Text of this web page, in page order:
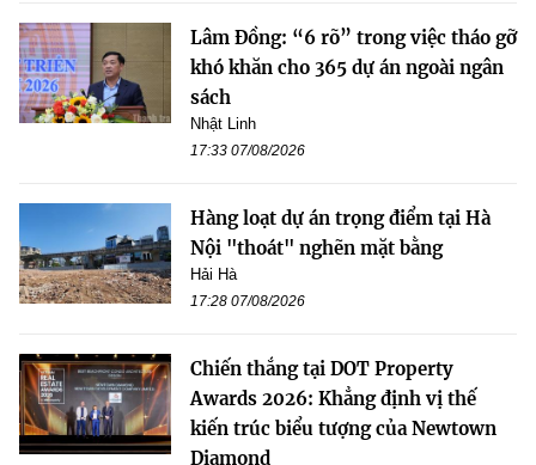
Lâm Đồng: “6 rõ” trong việc tháo gỡ
khó khăn cho 365 dự án ngoài ngân
sách
Nhật Linh
17:33 07/08/2026
Hàng loạt dự án trọng điểm tại Hà
Nội "thoát" nghẽn mặt bằng
Hải Hà
17:28 07/08/2026
Chiến thắng tại DOT Property
Awards 2026: Khẳng định vị thế
kiến trúc biểu tượng của Newtown
Diamond